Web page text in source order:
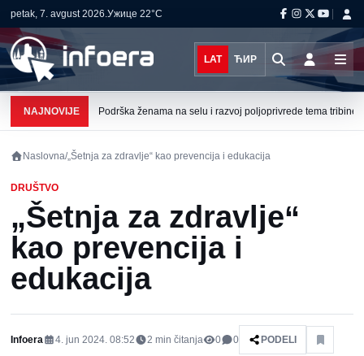
petak, 7. avgust 2026.Ужице 22°C
LAT ЋИР
NAJNOVIJE Podrška ženama na selu i razvoj poljoprivrede tema tribine
Naslovna/„Šetnja za zdravlje“ kao prevencija i edukacija
DRUŠTVO
„Šetnja za zdravlje“
kao prevencija i
edukacija
Infoera 4. jun 2024. 08:52 2 min čitanja 0 0 PODELI